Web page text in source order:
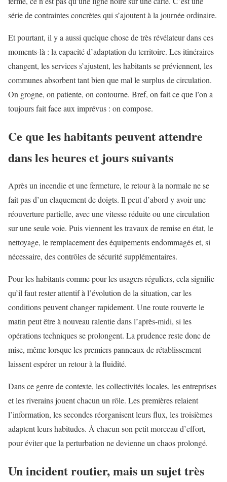
série de contraintes concrètes qui s’ajoutent à la journée ordinaire.
Et pourtant, il y a aussi quelque chose de très révélateur dans ces
moments-là : la capacité d’adaptation du territoire. Les itinéraires
changent, les services s’ajustent, les habitants se préviennent, les
communes absorbent tant bien que mal le surplus de circulation.
On grogne, on patiente, on contourne. Bref, on fait ce que l’on a
toujours fait face aux imprévus : on compose.
Ce que les habitants peuvent attendre
dans les heures et jours suivants
Après un incendie et une fermeture, le retour à la normale ne se
fait pas d’un claquement de doigts. Il peut d’abord y avoir une
réouverture partielle, avec une vitesse réduite ou une circulation
sur une seule voie. Puis viennent les travaux de remise en état, le
nettoyage, le remplacement des équipements endommagés et, si
nécessaire, des contrôles de sécurité supplémentaires.
Pour les habitants comme pour les usagers réguliers, cela signifie
qu’il faut rester attentif à l’évolution de la situation, car les
conditions peuvent changer rapidement. Une route rouverte le
matin peut être à nouveau ralentie dans l’après-midi, si les
opérations techniques se prolongent. La prudence reste donc de
mise, même lorsque les premiers panneaux de rétablissement
laissent espérer un retour à la fluidité.
Dans ce genre de contexte, les collectivités locales, les entreprises
et les riverains jouent chacun un rôle. Les premières relaient
l’information, les secondes réorganisent leurs flux, les troisièmes
adaptent leurs habitudes. À chacun son petit morceau d’effort,
pour éviter que la perturbation ne devienne un chaos prolongé.
Un incident routier, mais un sujet très